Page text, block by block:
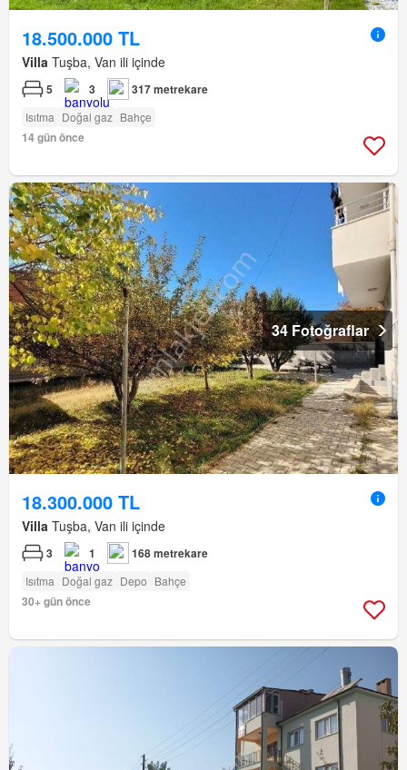
18.500.000 TL
Villa Tuşba, Van ili içinde
5 3 317 metrekare
Isıtma Doğal gaz Bahçe
14 gün önce
34 Fotoğraflar
18.300.000 TL
Villa Tuşba, Van ili içinde
3 1 168 metrekare
Isıtma Doğal gaz Depo Bahçe
30+ gün önce